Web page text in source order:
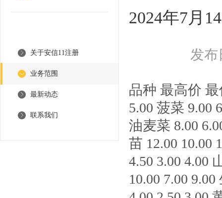
关于安信11注册
业务范围
最新动态
联系我们
2024年7月
发布
品种 最高价 最
5.00 菠菜 9.00
油麦菜 8.00
苗 12.00 10.00
4.50 3.00 4.00
10.00 7.00